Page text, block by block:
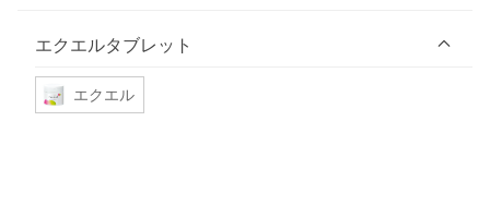
エクエルタブレット
エクエル